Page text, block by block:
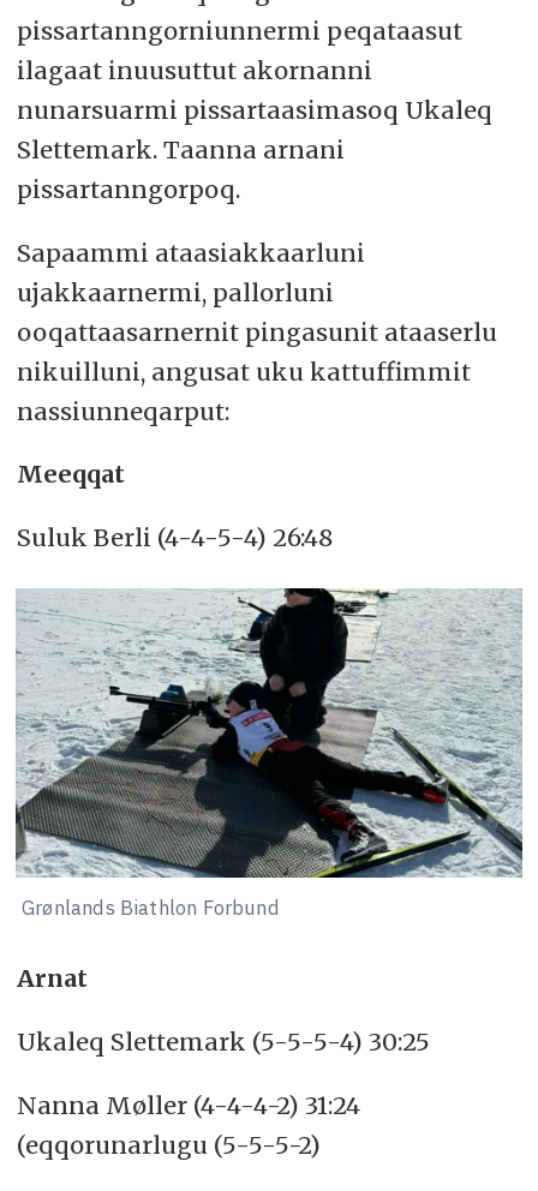
pissartanngorniunnermi peqataasut
ilagaat inuusuttut akornanni
nunarsuarmi pissartaasimasoq Ukaleq
Slettemark. Taanna arnani
pissartanngorpoq.
Sapaammi ataasiakkaarluni
ujakkaarnermi, pallorluni
ooqattaasarnernit pingasunit ataaserlu
nikuilluni, angusat uku kattuffimmit
nassiunneqarput:
Meeqqat
Suluk Berli (4-4-5-4) 26:48
Grønlands Biathlon Forbund
Arnat
Ukaleq Slettemark (5-5-5-4) 30:25
Nanna Møller (4-4-4-2) 31:24
(eqqorunarlugu (5-5-5-2)